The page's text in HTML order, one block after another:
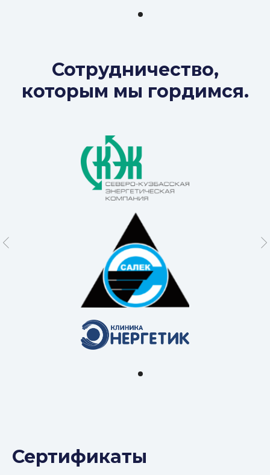
Сотрудничество,
которым мы гордимся.
Сертификаты